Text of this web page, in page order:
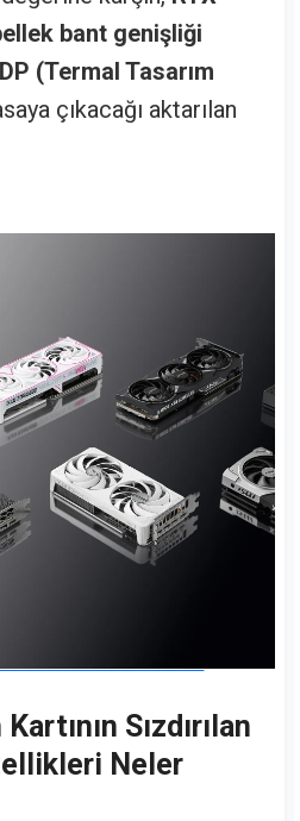
bant genişliği
(Termal Tasarım
çıkacağı aktarılan
Sızdırılan
Neler